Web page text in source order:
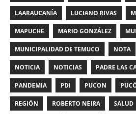
LAARAUCANÍA LUCIANO RIVAS
MAPUCHE MARIO GONZÁLEZ
MUNICIPALIDAD DE TEMUCO NOTA
NOTICIA NOTICIAS PADRE LAS
PANDEMIA PDI PUCON
REGIÓN ROBERTO NEIRA SALUD